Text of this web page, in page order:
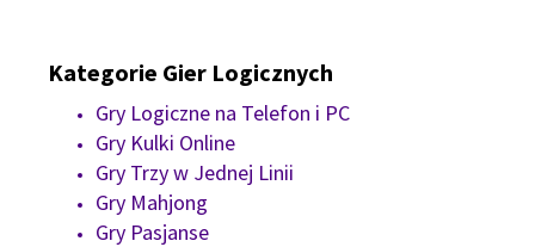
Kategorie Gier Logicznych
Gry Logiczne na Telefon i PC
Gry Kulki Online
Gry Trzy w Jednej Linii
Gry Mahjong
Gry Pasjanse